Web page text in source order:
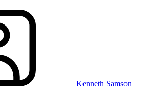
Kenneth Samson